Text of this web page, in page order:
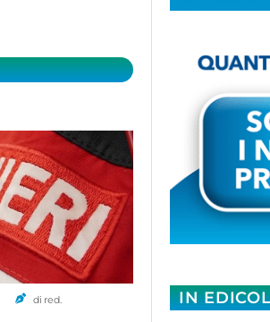
di red.
IN